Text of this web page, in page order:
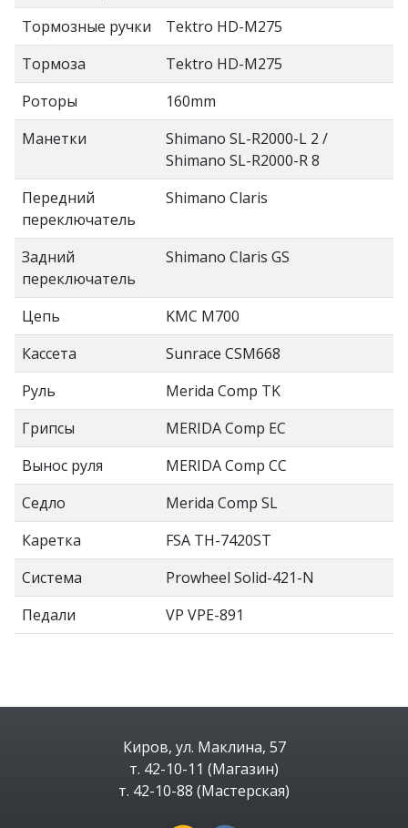
Тормозные ручки
Tektro HD-M275
Тормоза
Tektro HD-M275
Роторы
160mm
Манетки
Shimano SL-R2000-L 2 /
Shimano SL-R2000-R 8
Передний
переключатель
Shimano Claris
Задний
переключатель
Shimano Claris GS
Цепь
KMC M700
Кассета
Sunrace CSM668
Руль
Merida Comp TK
Грипсы
MERIDA Comp EC
Вынос руля
MERIDA Comp CC
Седло
Merida Comp SL
Каретка
FSA TH-7420ST
Система
Prowheel Solid-421-N
Педали
VP VPE-891
Киров, ул. Маклина, 57
т. 42-10-11 (Магазин)
т. 42-10-88 (Мастерская)